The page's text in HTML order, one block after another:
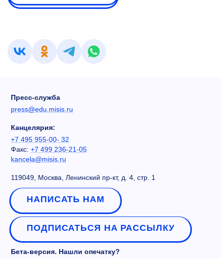
Пресс-служба
press@edu.misis.ru
Канцелярия:
+7 495 955-00- 32
Факс: +7 499 236-21-05
kancela@misis.ru
119049, Москва, Ленинский пр-кт, д. 4, стр. 1
НАПИСАТЬ НАМ
ПОДПИСАТЬСЯ НА РАССЫЛКУ
Бета-версия. Нашли опечатку?